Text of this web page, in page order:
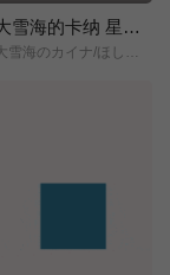
大雪海的卡纳 星之贤者